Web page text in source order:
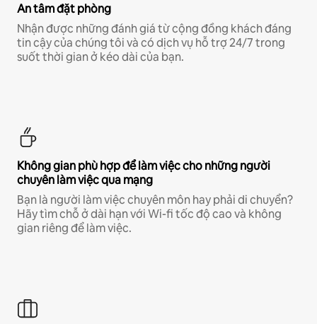
An tâm đặt phòng
Nhận được những đánh giá từ cộng đồng khách đáng
tin cậy của chúng tôi và có dịch vụ hỗ trợ 24/7 trong
suốt thời gian ở kéo dài của bạn.
Không gian phù hợp để làm việc cho những người
chuyên làm việc qua mạng
Bạn là người làm việc chuyên môn hay phải di chuyển?
Hãy tìm chỗ ở dài hạn với Wi-fi tốc độ cao và không
gian riêng để làm việc.